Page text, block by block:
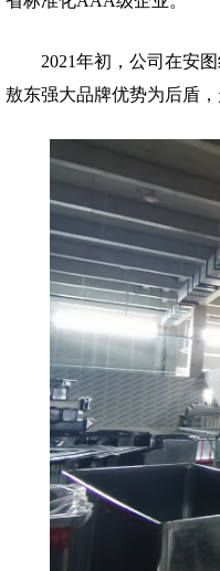
2021年初，公司在安图
敖东强大品牌优势为后盾